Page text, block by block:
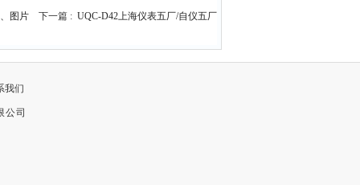
图片 下一篇 : UQC-D42上海仪表五厂/自仪五厂
我们
公司